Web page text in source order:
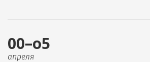
00–о5
апреля